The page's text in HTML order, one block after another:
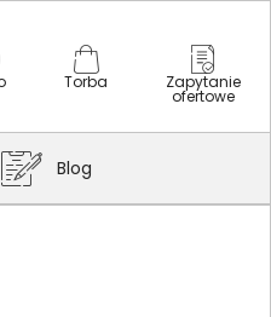
Torba Zapytanie
ofertowe
Blog